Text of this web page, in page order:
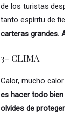
de los turistas
tanto espíritu de
carteras grandes.
3- CLIMA
Calor, mucho
es hacer todo
olvides de